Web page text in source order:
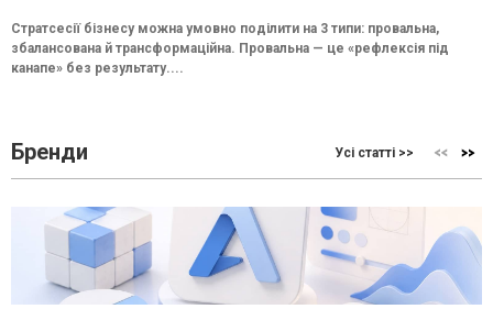
Стратсесії бізнесу можна умовно поділити на 3 типи: провальна,
збалансована й трансформаційна. Провальна — це «рефлексія під
канапе» без результату....
Бренди Усі статті >>